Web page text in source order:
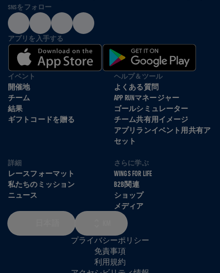
SNSをフォロー
アプリを入手する
イベント
開催地
チーム
結果
ギフトコードを贈る
ヘルプ＆ツール
よくある質問
APP RUNマネージャー
ゴールシミュレーター
チーム共有用イメージ
アプリランイベント用共有ア
セット
詳細
レースフォーマット
私たちのミッション
ニュース
さらに学ぶ
WINGS FOR LIFE
B2B関連
ショップ
メディア
プライバシーポリシー
免責事項
利用規約